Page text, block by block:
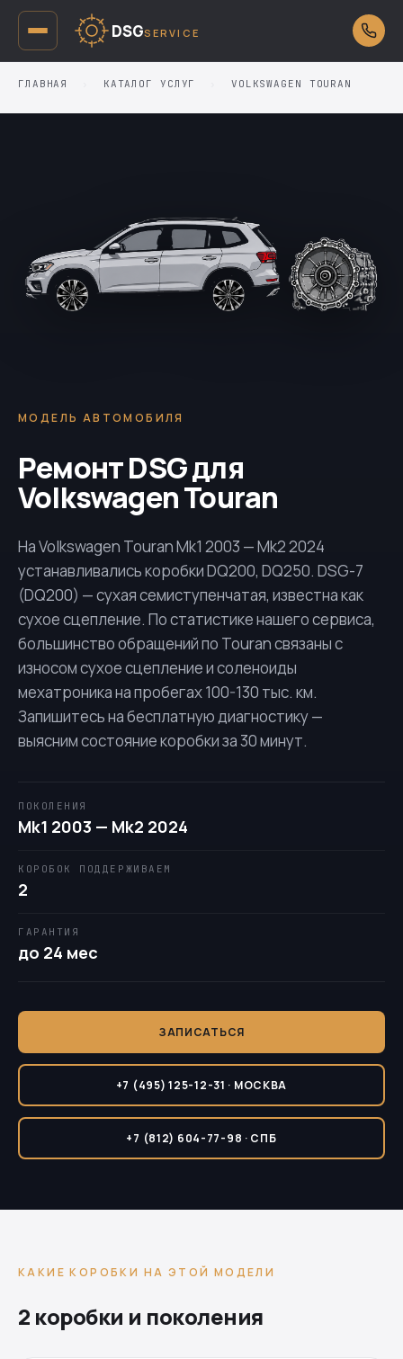
DSGSERVICE
ГЛАВНАЯ КАТАЛОГ УСЛУГ VOLKSWAGEN TOURAN
МОДЕЛЬ АВТОМОБИЛЯ
Ремонт DSG для
Volkswagen Touran
На Volkswagen Touran Mk1 2003 — Mk2 2024
устанавливались коробкиDQ200, DQ250. DSG-7
(DQ200) — сухая семиступенчатая, известна как
сухое сцепление. По статистике нашего сервиса,
большинство обращений по Touran связаны с
износом сухое сцепление и соленоиды
мехатроника на пробегах 100-130 тыс. км.
Запишитесь на бесплатную диагностику —
выясним состояние коробки за 30 минут.
ПОКОЛЕНИЯ
Mk1 2003 — Mk2 2024
КОРОБОК ПОДДЕРЖИВАЕМ
2
ГАРАНТИЯ
до 24 мес
ЗАПИСАТЬСЯ
+7 (495) 125-12-31 · МОСКВА
+7 (812) 604-77-98 · СПБ
КАКИЕ КОРОБКИ НА ЭТОЙ МОДЕЛИ
2 коробки и поколения